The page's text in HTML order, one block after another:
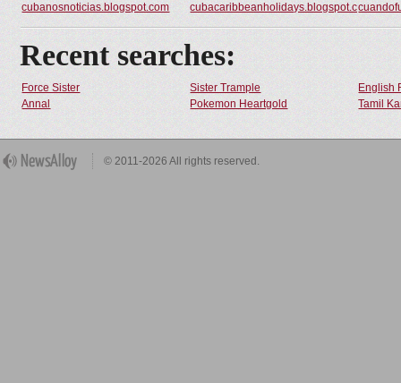
cubanosnoticias.blogspot.com
cubacaribbeanholidays.blogspot.com
Recent searches:
Force Sister Sister Trample
English
Annal
Pokemon Heartgold Tamil
© 2011-2026 All rights reserved.